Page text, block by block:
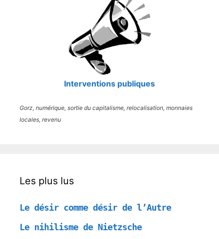
Interventions publiques
Gorz, numérique, sortie du capitalisme, relocalisation, monnaies
locales, revenu
Les plus lus
Le désir comme désir de l’Autre
Le nihilisme de Nietzsche